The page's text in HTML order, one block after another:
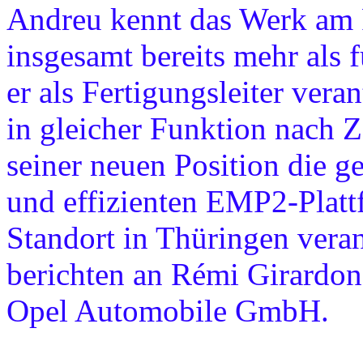
Andreu kennt das Werk
insgesamt bereits mehr
er als Fertigungsleiter
in gleicher Funktion nach
seiner neuen Position die
und effizienten EMP2-
Standort in Thüringen
berichten an Rémi
Opel Automobile GmbH.